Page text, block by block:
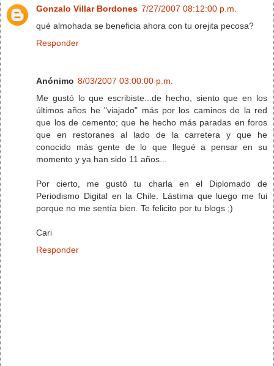
Gonzalo Villar Bordones 7/27/2007 08:12:00 p.m.
qué almohada se beneficia ahora con tu orejita pecosa?
Responder
Anónimo 8/03/2007 03:00:00 p.m.
Me gustó lo que escribiste...de hecho, siento que en los
últimos años he "viajado" más por los caminos de la red
que los de cemento; que he hecho más paradas en foros
que en restoranes al lado de la carretera y que he
conocido más gente de lo que llegué a pensar en su
momento y ya han sido 11 años...
Por cierto, me gustó tu charla en el Diplomado de
Periodismo Digital en la Chile. Lástima que luego me fui
porque no me sentía bien. Te felicito por tu blogs ;)
Cari
Responder